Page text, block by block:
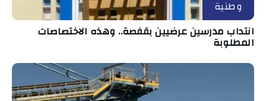
وطنية
انتداب مدرسين عرضيين بقفصة.. وهذه الاختصاصات
المطلوبة